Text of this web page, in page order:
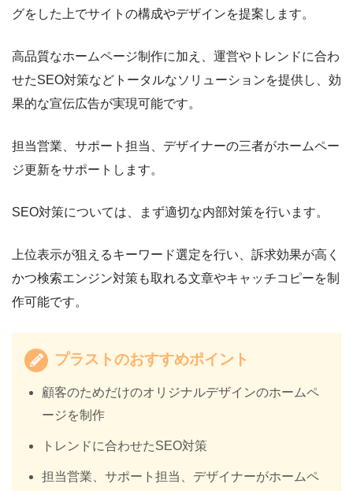
グをした上でサイトの構成やデザインを提案します。
高品質なホームページ制作に加え、運営やトレンドに合わ
せたSEO対策などトータルなソリューションを提供し、効
果的な宣伝広告が実現可能です。
担当営業、サポート担当、デザイナーの三者がホームペー
ジ更新をサポートします。
SEO対策については、まず適切な内部対策を行います。
上位表示が狙えるキーワード選定を行い、訴求効果が高く
かつ検索エンジン対策も取れる文章やキャッチコピーを制
作可能です。
プラストのおすすめポイント
顧客のためだけのオリジナルデザインのホームペ
ージを制作
トレンドに合わせたSEO対策
担当営業、サポート担当、デザイナーがホームペ